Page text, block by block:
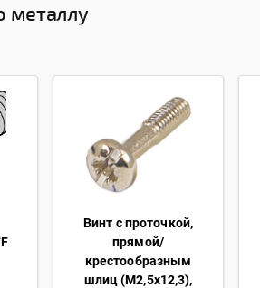
металлу
Винт с проточкой,
прямой/
крестообразным
шлиц (M2,5х12,3),